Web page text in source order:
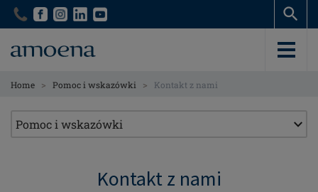
Skip
content
Skip
content
Home > Pomoc i wskazówki > Kontakt z nami
Kontakt z nami